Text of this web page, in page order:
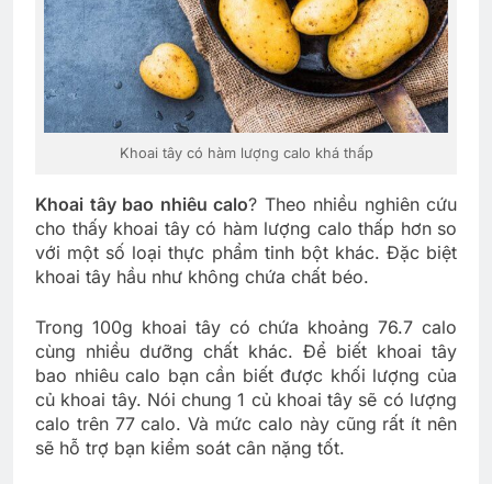
Khoai tây có hàm lượng calo khá thấp
Khoai tây bao nhiêu calo? Theo nhiều nghiên cứu
cho thấy khoai tây có hàm lượng calo thấp hơn so
với một số loại thực phẩm tinh bột khác. Đặc biệt
khoai tây hầu như không chứa chất béo.
Trong 100g khoai tây có chứa khoảng 76.7 calo
cùng nhiều dưỡng chất khác. Để biết khoai tây
bao nhiêu calo bạn cần biết được khối lượng của
củ khoai tây. Nói chung 1 củ khoai tây sẽ có lượng
calo trên 77 calo. Và mức calo này cũng rất ít nên
sẽ hỗ trợ bạn kiểm soát cân nặng tốt.